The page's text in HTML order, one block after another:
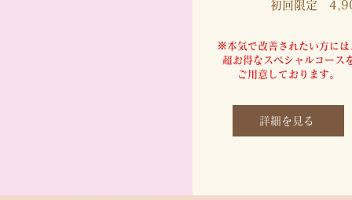
初回限定
※​本気で改善されたい方には
超お得なスペシャルコース
ご用意しております。
詳細を見る